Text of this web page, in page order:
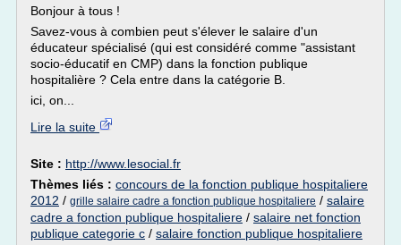
Bonjour à tous !
Savez-vous à combien peut s'élever le salaire d'un
éducateur spécialisé (qui est considéré comme "assistant
socio-éducatif en CMP) dans la fonction publique
hospitalière ? Cela entre dans la catégorie B.
ici, on...
Lire la suite
Site : http://www.lesocial.fr
Thèmes liés : concours de la fonction publique hospitaliere
2012 / grille salaire cadre a fonction publique hospitaliere / salaire
cadre a fonction publique hospitaliere / salaire net fonction
publique categorie c / salaire fonction publique hospitaliere